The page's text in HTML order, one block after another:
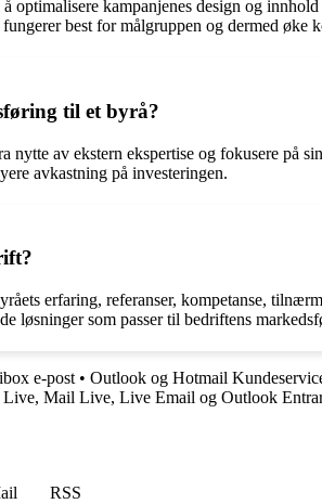
kampanjenes design og
best for målgruppen og dermed øke
til et byrå?
av ekstern ekspertise og fokusere på
avkastning på investeringen.
erfaring, referanser, kompetanse,
løsninger som passer til bedriftens
e-post • Outlook og Hotmail
Mail Live, Live Email og Outlook
RSS